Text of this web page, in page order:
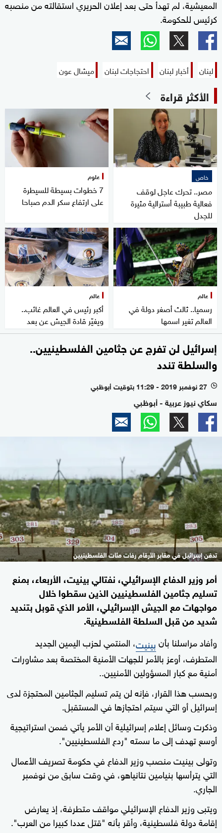
المعيشية، لم تهدأ حتى بعد إعلان الحريري استقالته من منصبه
كرئيس للحكومة.
لبنان أخبار لبنان احتجاجات لبنان ميشال عون
الأكثر قراءة
خاص
مصر.. تحرك عاجل لوقف
فعالية طبيبة أسترالية مثيرة
للجدل
علوم
7 خطوات بسيطة للسيطرة
على ارتفاع سكر الدم صباحا
عالم
رسميا.. ثالث أصغر دولة في
العالم تغير اسمها
عالم
أكبر رئيس في العالم غائب..
ويغيّر قادة الجيش عن بعد
إسرائيل لن تفرج عن جثامين الفلسطينيين..
والسلطة تندد
l 27 نوفمبر 2019 - 11:29 بتوقيت أبوظبي
سكاي نيوز عربية - أبوظبي
تدفن إسرائيل في مقابر الأرقام رفات مئات الفلسطينيين
أمر وزير الدفاع الإسرائيلي، نفتالي بينيت، الأربعاء، بمنع
تسليم جثامين الفلسطينيين الذين سقطوا خلال
مواجهات مع الجيش الإسرائيلي، الأمر الذي قوبل بتنديد
شديد من قبل السلطة الفلسطينية.
وأفاد مراسلنا بأنبينيت، المنتمي لحزب اليمين الجديد
المتطرف، أوعز بالأمر للجهات الأمنية المختصة بعد مشاورات
أمنية مع كبار المسؤولين الأمنيين..
وبحسب هذا القرار، فإنه لن يتم تسليم الجثامين المحتجزة لدى
إسرائيل أو التي سيتم احتجازها في المستقبل.
وذكرت وسائل إعلام إسرائيلية أن الأمر يأتي ضمن استراتيجية
أوسع تهدف إلى ما سمته "ردع الفلسطينيين".
وتولى بينيت منصب وزير الدفاع في حكومة تصريف الأعمال
التي يترأسها بنيامين نتانياهو، في وقت سابق من نوفمبر
الجاري.
ويتبى وزير الدفاع الإسرائيلي مواقف متطرفة، إذ يعارض
إقامة دولة فلسطينية، وأقر بأنه "قتل عددا كبيرا من العرب".